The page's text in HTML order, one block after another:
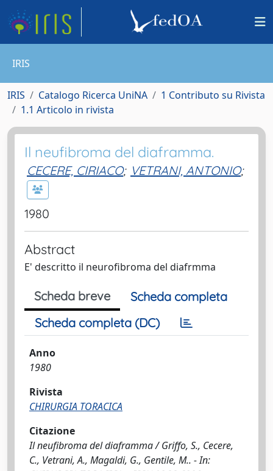
IRIS
IRIS Catalogo Ricerca UniNA
1 Contributo su Rivista
1.1 Articolo in rivista
Il neufibroma del diaframma.
CECERE, CIRIACO; VETRANI, ANTONIO;
1980
Abstract
E' descritto il neurofibroma del diafrmma
Scheda breve
Scheda completa
Scheda completa (DC)
Anno
1980
Rivista
CHIRURGIA TORACICA
Citazione
Il neufibroma del diaframma / Griffo, S., Cecere,
C., Vetrani, A., Magaldi, G., Gentile, M.. - In: